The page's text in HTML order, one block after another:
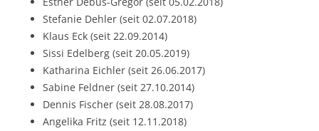
Stefanie Dehler (seit 02.07.2018)
Klaus Eck (seit 22.09.2014)
Sissi Edelberg (seit 20.05.2019)
Katharina Eichler (seit 26.06.2017)
Sabine Feldner (seit 27.10.2014)
Dennis Fischer (seit 28.08.2017)
Angelika Fritz (seit 12.11.2018)